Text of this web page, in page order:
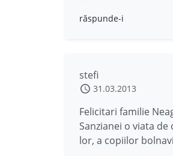
răspunde-i
stefi
31.03.2013
Felicitari familie
Sanzianei o viata
lor, a copiilor